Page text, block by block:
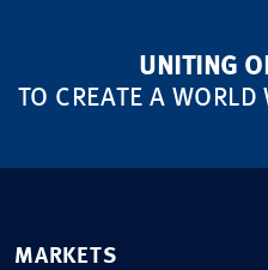
UNITING
TO CREATE A
MARKETS